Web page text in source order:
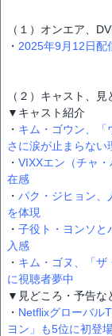
（１）オンエア、
・ 2025年9月12日配
（２）キャスト、
▼キャスト紹介
・ キム・ゴウン、「
さに涙が止まらない
・ VIXXエン（チャ
在感
・ パク・ジヒョン
を体現
・ 子役ト・ヨンソと
入感
・ キム・ゴヌ、「ザ
に視聴者夢中
▼見どころ・予告な
・ Netflixグローバル
ヨン」も5位に初登